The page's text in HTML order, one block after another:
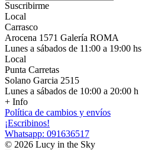
Suscribirme
Local
Carrasco
Arocena 1571 Galería ROMA
Lunes a sábados de 11:00 a 19:00 hs
Local
Punta Carretas
Solano Garcia 2515
Lunes a sábados de 10:00 a 20:00 h
+ Info
Política de cambios y envíos
¡Escribinos!
Whatsapp: 091636517
© 2026 Lucy in the Sky